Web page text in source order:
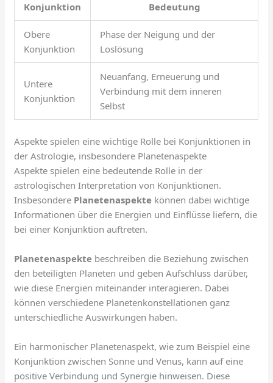
Konjunktion Bedeutung
Obere
Konjunktion
Phase der Neigung und der
Loslösung
Untere
Konjunktion
Neuanfang, Erneuerung und
Verbindung mit dem inneren
Selbst
Aspekte spielen eine wichtige Rolle bei Konjunktionen in
der Astrologie, insbesondere Planetenaspekte
Aspekte spielen eine bedeutende Rolle in der
astrologischen Interpretation von Konjunktionen.
Insbesondere Planetenaspekte können dabei wichtige
Informationen über die Energien und Einflüsse liefern, die
bei einer Konjunktion auftreten.
Planetenaspekte beschreiben die Beziehung zwischen
den beteiligten Planeten und geben Aufschluss darüber,
wie diese Energien miteinander interagieren. Dabei
können verschiedene Planetenkonstellationen ganz
unterschiedliche Auswirkungen haben.
Ein harmonischer Planetenaspekt, wie zum Beispiel eine
Konjunktion zwischen Sonne und Venus, kann auf eine
positive Verbindung und Synergie hinweisen. Diese